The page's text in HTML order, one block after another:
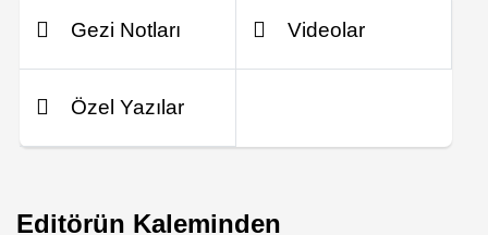
Gezi Notları Videolar
Özel Yazılar
Editörün Kaleminden